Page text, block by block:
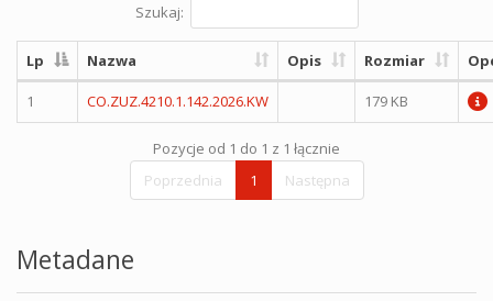
Szukaj:
Lp Nazwa Opis Rozmiar
1 CO.ZUZ.4210.1.142.2026.KW 179 KB
Pozycje od 1 do 1 z 1 łącznie
Poprzednia
1 Następna
Metadane